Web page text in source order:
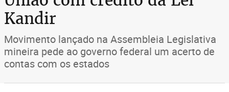
Kandir
Movimento lançado na Assembleia Legislativa
mineira pede ao governo federal um acerto de
contas com os estados